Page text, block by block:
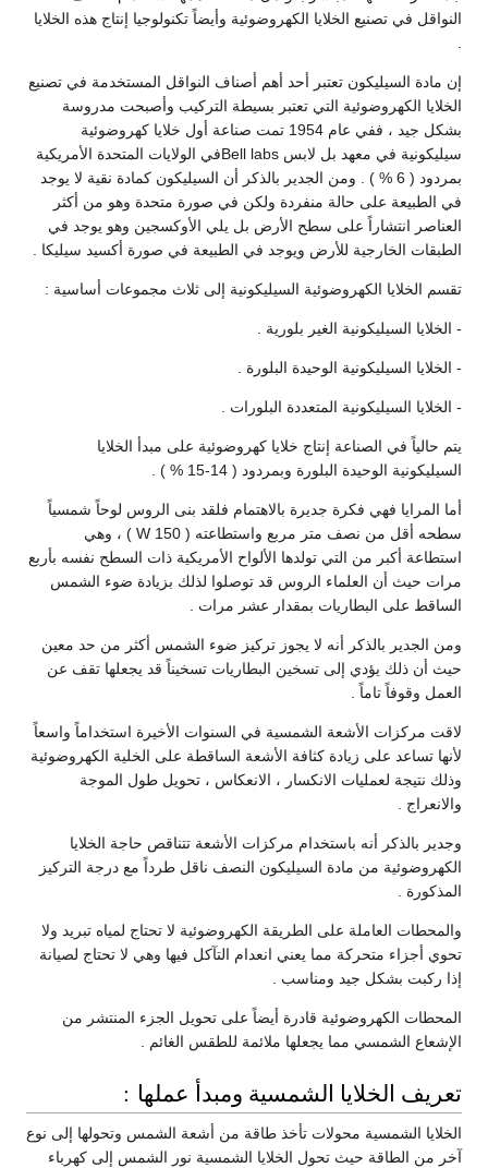
النواقل في تصنيع الخلايا الكهروضوئية وأيضاً تكنولوجيا إنتاج هذه الخلايا
إن مادة السيليكون تعتبر أحد أهم أصناف النواقل المستخدمة في تصنيع
الخلايا الكهروضوئية التي تعتبر بسيطة التركيب وأصبحت مدروسة
بشكل جيد ، ففي عام 1954 تمت صناعة أول خلايا كهروضوئية
سيليكونية في معهد بل لابس Bell labsفي الولايات المتحدة الأمريكية
بمردود ( 6 % ) . ومن الجدير بالذكر أن السيليكون كمادة نقية لا يوجد
في الطبيعة على حالة منفردة ولكن في صورة متحدة وهو من أكثر
العناصر انتشاراً على سطح الأرض بل يلي الأوكسجين وهو يوجد في
الطبقات الخارجية للأرض ويوجد في الطبيعة في صورة أكسيد سيليكا .
تقسم الخلايا الكهروضوئية السيليكونية إلى ثلاث مجموعات أساسية :
- الخلايا السيليكونية الغير بلورية .
- الخلايا السيليكونية الوحيدة البلورة .
- الخلايا السيليكونية المتعددة البلورات .
يتم حالياً في الصناعة إنتاج خلايا كهروضوئية على مبدأ الخلايا
السيليكونية الوحيدة البلورة وبمردود ( 14-15 % ) .
أما المرايا فهي فكرة جديرة بالاهتمام فلقد بنى الروس لوحاً شمسياً
سطحه أقل من نصف متر مربع واستطاعته ( 150 W ) ، وهي
استطاعة أكبر من التي تولدها الألواح الأمريكية ذات السطح نفسه بأربع
مرات حيث أن العلماء الروس قد توصلوا لذلك بزيادة ضوء الشمس
الساقط على البطاريات بمقدار عشر مرات .
ومن الجدير بالذكر أنه لا يجوز تركيز ضوء الشمس أكثر من حد معين
حيث أن ذلك يؤدي إلى تسخين البطاريات تسخيناً قد يجعلها تقف عن
العمل وقوفاً تاماً .
لاقت مركزات الأشعة الشمسية في السنوات الأخيرة استخداماً واسعاً
لأنها تساعد على زيادة كثافة الأشعة الساقطة على الخلية الكهروضوئية
وذلك نتيجة لعمليات الانكسار ، الانعكاس ، تحويل طول الموجة
والانعراج .
وجدير بالذكر أنه باستخدام مركزات الأشعة تتناقص حاجة الخلايا
الكهروضوئية من مادة السيليكون النصف ناقل طرداً مع درجة التركيز
المذكورة .
والمحطات العاملة على الطريقة الكهروضوئية لا تحتاج لمياه تبريد ولا
تحوي أجزاء متحركة مما يعني انعدام التآكل فيها وهي لا تحتاج لصيانة
إذا ركبت بشكل جيد ومناسب .
المحطات الكهروضوئية قادرة أيضاً على تحويل الجزء المنتشر من
الإشعاع الشمسي مما يجعلها ملائمة للطقس الغائم .
تعريف الخلايا الشمسية ومبدأ عملها :
الخلايا الشمسية محولات تأخذ طاقة من أشعة الشمس وتحولها إلى نوع
آخر من الطاقة حيث تحول الخلايا الشمسية نور الشمس إلى كهرباء